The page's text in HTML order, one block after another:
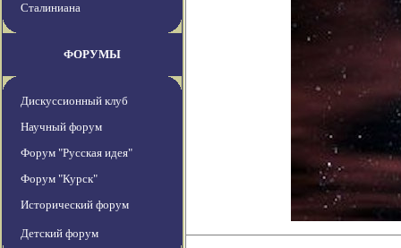
Сталиниана
ФОРУМЫ
Дискуссионный клуб
Научный форум
Форум "Русская идея"
Форум "Курск"
Исторический форум
Детский форум